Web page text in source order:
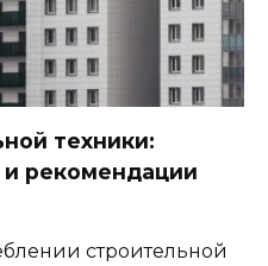
техники:
рекомендации
строительной